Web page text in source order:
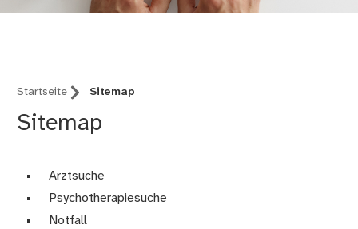
Startseite Sitemap
Sitemap
Arztsuche
Psychotherapiesuche
Notfall